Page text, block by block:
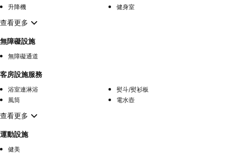
升降機 健身室
查看更多
無障礙設施
無障礙通道
客房設施服務
浴室連淋浴
熨斗/熨衫板
風筒
電水壺
查看更多
運動設施
健美